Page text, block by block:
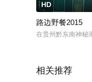
HD
路边野餐2015
在贵州黔东南神秘
相关推荐